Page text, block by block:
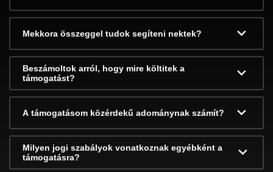
Mekkora összeggel tudok segíteni nektek?
Beszámoltok arról, hogy mire költitek a
támogatást?
A támogatásom közérdekű adománynak számít?
Milyen jogi szabályok vonatkoznak egyébként a
támogatásra?